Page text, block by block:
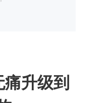
升级到